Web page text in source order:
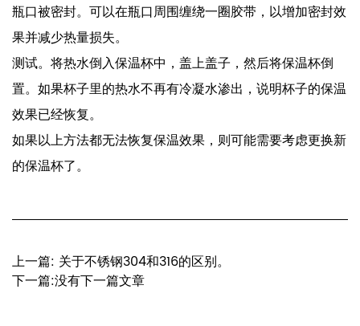
瓶口被密封。可以在瓶口周围缠绕一圈胶带，以增加密封效
果并减少热量损失。
测试。将热水倒入保温杯中，盖上盖子，然后将保温杯倒
置。如果杯子里的热水不再有冷凝水渗出，说明杯子的保温
效果已经恢复。
如果以上方法都无法恢复保温效果，则可能需要考虑更换新
的保温杯了。
上一篇: 关于不锈钢304和316的区别。
下一篇:没有下一篇文章